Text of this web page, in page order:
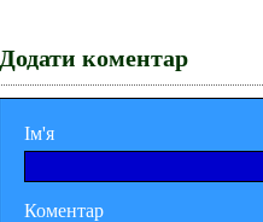
Додати коментар
Ім'я
Коментар